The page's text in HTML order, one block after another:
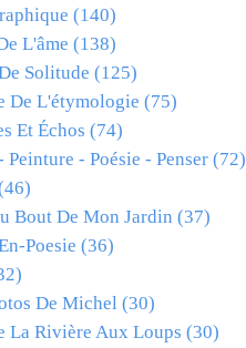
(140)
L'âme (138)
Solitude (125)
De L'étymologie (75)
Et Échos (74)
Peinture - Poésie - Penser (72)
Bout De Mon Jardin (37)
Poesie (36)
De Michel (30)
La Rivière Aux Loups (30)